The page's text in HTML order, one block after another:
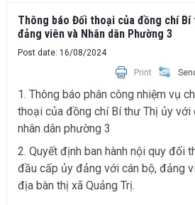
Thông báo Đối thoại của đồng chí Bí
đảng viên và Nhân dân Phường 3
Post date: 16/08/2024
Print
1. Thông báo phân công nhiệm vụ
thoại của đồng chí Bí thư Thị ủy với
nhân dân phường 3
2. Quyết định ban hành nội quy đối
đầu cấp ủy đảng với cán bộ, đảng
địa bàn thị xã Quảng Trị.